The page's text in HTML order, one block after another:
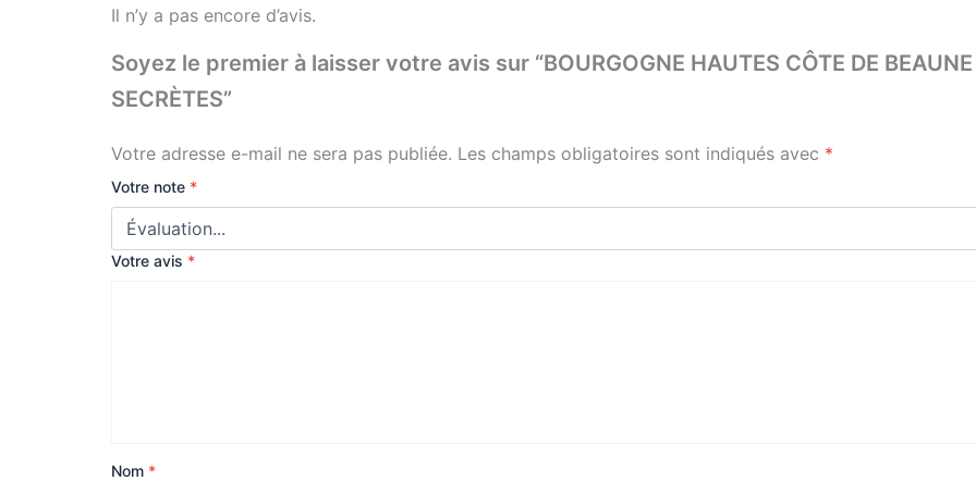
Il n’y a pas encore d’avis.
Soyez le premier à laisser votre avis sur “BOURGOGNE HAUTES CÔTE DE
SECRÈTES”
Votre adresse e-mail ne sera pas publiée. Les champs obligatoires sont indiqués avec *
Votre note *
Votre avis *
Nom *